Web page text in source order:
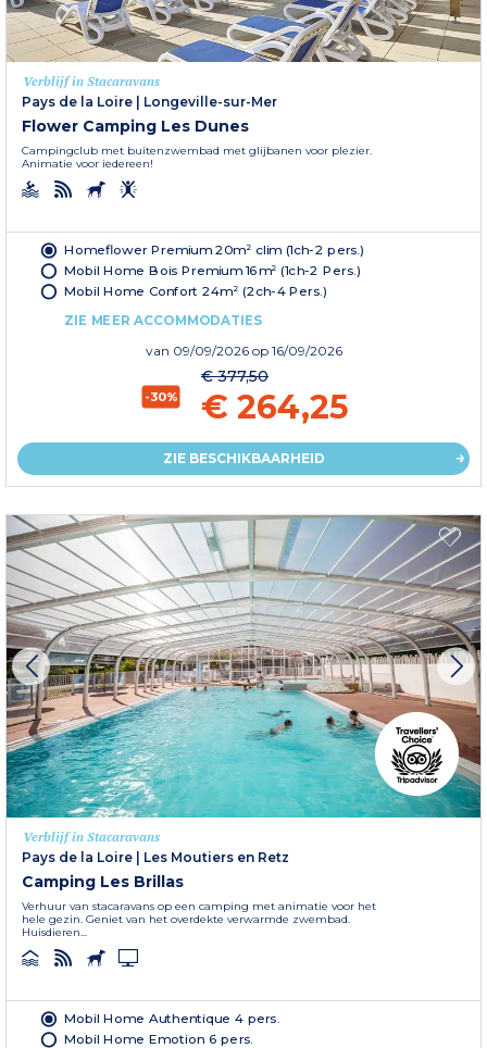
Verblijf in Stacaravans
Pays de la Loire | Longeville-sur-Mer
Flower Camping Les Dunes
Campingclub met buitenzwembad met glijbanen voor plezier.
Animatie voor iedereen!
Homeflower Premium 20m² clim (1ch-2 pers.)
Mobil Home Bois Premium 16m² (1ch-2 Pers.)
Mobil Home Confort 24m² (2ch-4 Pers.)
ZIE MEER ACCOMMODATIES
van 09/09/2026 op 16/09/2026
-30%
€ 377,50
€ 264,25
ZIE BESCHIKBAARHEID
Verblijf in Stacaravans
Pays de la Loire | Les Moutiers en Retz
Camping Les Brillas
Verhuur van stacaravans op een camping met animatie voor het
hele gezin. Geniet van het overdekte verwarmde zwembad.
Huisdieren...
Mobil Home Authentique 4 pers.
Mobil Home Emotion 6 pers.